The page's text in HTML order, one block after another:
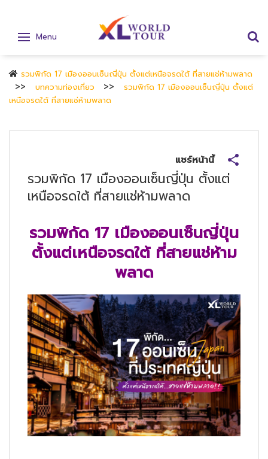
Menu
รวมพิกัด 17 เมืองออนเซ็นญี่ปุ่น ตั้งแต่เหนือจรดใต้ ที่สายแช่ห้ามพลาด
บทความท่องเที่ยว
รวมพิกัด 17 เมืองออนเซ็นญี่ปุ่น ตั้งแต่
เหนือจรดใต้ ที่สายแช่ห้ามพลาด
แชร์หน้านี้
รวมพิกัด 17 เมืองออนเซ็นญี่ปุ่น ตั้งแต่
เหนือจรดใต้ ที่สายแช่ห้ามพลาด
รวมพิกัด 17 เมืองออนเซ็นญี่ปุ่น
ตั้งแต่เหนือจรดใต้ ที่สายแช่ห้าม
พลาด